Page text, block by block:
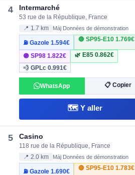
4 Intermarché
53 rue de la République, France
📍 1.7 km Màj Données de démonstration
⛽ Gazole1.594€
🔴 SP95-E10 1.769€
🟣 SP981.822€ 🌿 E85 0.862€
💨 GPLc0.991€
WhatsApp 📋 Copier
🗺️ Y aller
5 Casino
118 rue de la République, France
📍 2.0 km Màj Données de démonstration
⛽ Gazole1.690€
🔴 SP95-E10 1.783€